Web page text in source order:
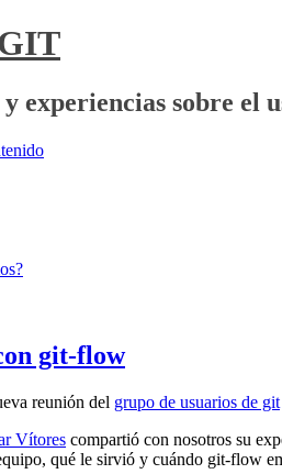
experiencias sobre el
git-flow
reunión del grupo de usuarios de git
Vítores compartió con nosotros su
qué le sirvió y cuándo git-flow